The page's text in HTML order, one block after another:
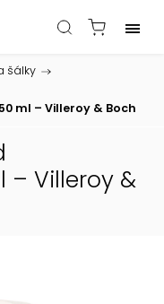
šálky /
ml – Villeroy & Boch
– Villeroy &